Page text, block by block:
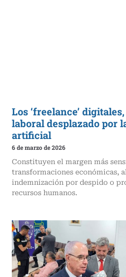
Los ‘freelance’
laboral desplazado por
artificial
6 de marzo de 2026
Constituyen el margen más
transformaciones económicas,
indemnización por despido o
recursos humanos.